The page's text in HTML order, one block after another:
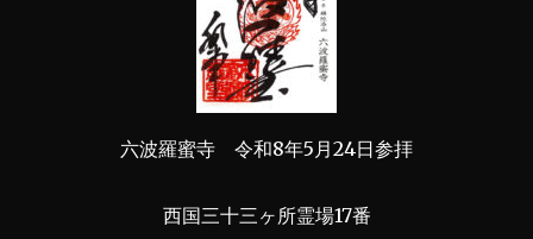
六波羅蜜寺 令和8年5月24日参拝
西国三十三ヶ所霊場17番